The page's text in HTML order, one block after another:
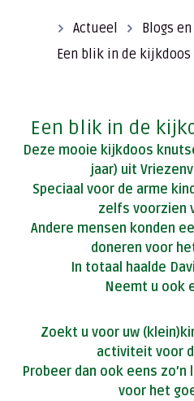
Actueel
Blogs
Een blik in de kijkdoos
Een blik in de
Deze mooie kijkdoos
jaar) uit
Speciaal voor de arme
zelfs voorzien
Andere mensen konden
doneren voor
In totaal haalde
Neemt u ook
Zoekt u voor uw
activiteit voor
Probeer dan ook eens
voor het